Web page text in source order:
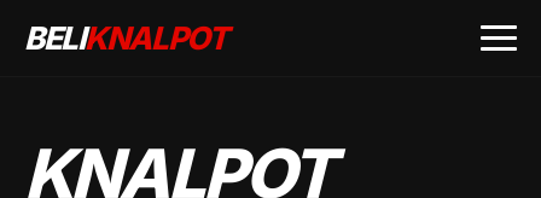
BELIKNALPOT
KNALPOT